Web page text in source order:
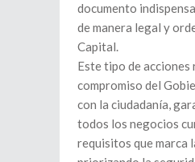
documento
de manera legal y
Capital.
Este tipo de acciones
compromiso del
con la ciudadanía,
todos los negocios
requisitos que marca